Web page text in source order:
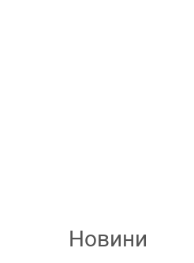
Новини